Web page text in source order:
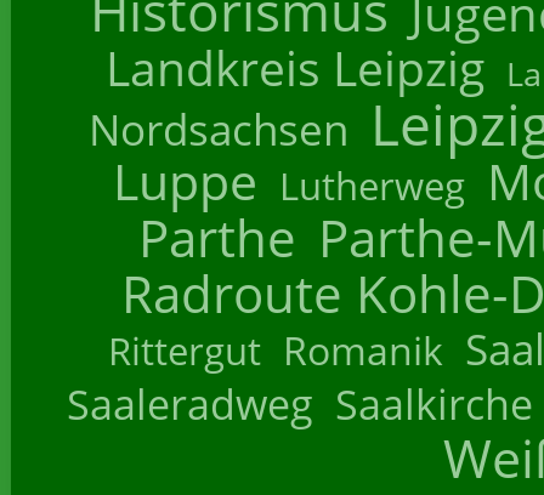
Landkreis Leipzig
Nordsachsen
Luppe Lutherweg
Parthe Parthe-
Radroute Kohle-
Rittergut Romanik
Saaleradweg Saalkirche